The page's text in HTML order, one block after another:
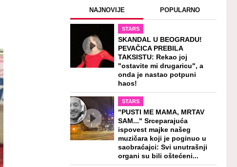
NAJNOVIJE POPULARNO
STARS
SKANDAL U BEOGRADU!
PEVAČICA PREBILA
TAKSISTU: Rekao joj
"ostavite mi drugaricu", a
onda je nastao potpuni
haos!
STARS
"PUSTI ME MAMA, MRTAV
SAM..." Srceparajuća
ispovest majke našeg
muzičara koji je poginuo u
saobraćajci: Svi unutrašnji
organi su bili oštećeni...